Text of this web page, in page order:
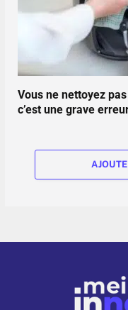
Vous ne nettoyez
c’est une grave